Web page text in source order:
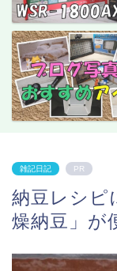
雑記日記 PR
納豆レシピ
燥納豆」が